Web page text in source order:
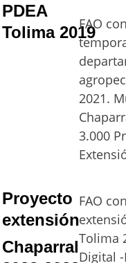
PDEA
Tolima 2019
FAO
2021.
3.000
Proyecto
extensión
Chaparral
FAO
Tolima
Digital